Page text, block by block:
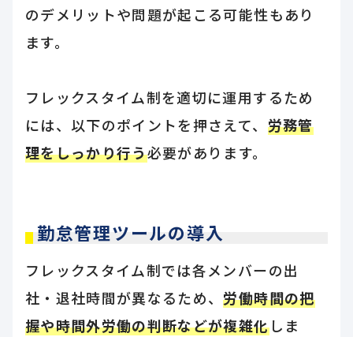
のデメリットや問題が起こる可能性もあり
ます。
フレックスタイム制を適切に運用するため
には、以下のポイントを押さえて、 労務管
理をしっかり行う必要があります。
勤怠管理ツールの導入
フレックスタイム制では各メンバーの出
社・退社時間が異なるため、労働時間の把
握や時間外労働の判断などが複雑化しま